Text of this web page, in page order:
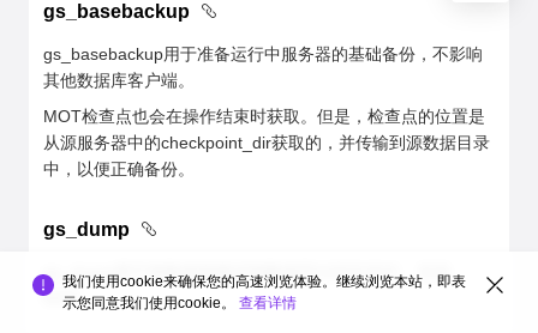
gs_basebackup
gs_basebackup用于准备运行中服务器的基础备份，不影响
其他数据库客户端。
MOT检查点也会在操作结束时获取。但是，检查点的位置是
从源服务器中的checkpoint_dir获取的，并传输到源数据目录
中，以便正确备份。
gs_dump
gs_dump用于将数据库模式和数据导出到文件中。支持
MOT。
我们使用cookie来确保您的高速浏览体验。继续浏览本站，即表
示您同意我们使用cookie。 查看详情